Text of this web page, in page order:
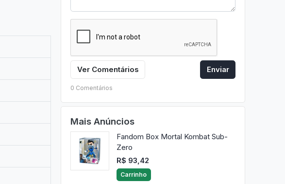
Ver Comentários Enviar
0 Comentários
Mais Anúncios
Fandom Box Mortal Kombat Sub-
Zero
R$ 93,42
Carrinho